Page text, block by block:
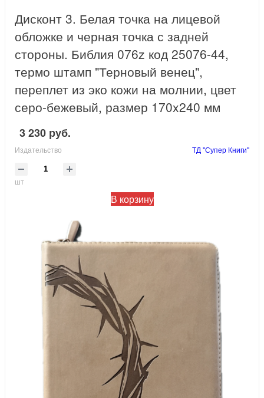
Дисконт 3. Белая точка на лицевой
обложке и черная точка с задней
стороны. Библия 076z код 25076-44,
термо штамп "Терновый венец",
переплет из эко кожи на молнии, цвет
серо-бежевый, размер 170x240 мм
3 230 руб.
Издательство ТД "Супер Книги"
шт
В корзину